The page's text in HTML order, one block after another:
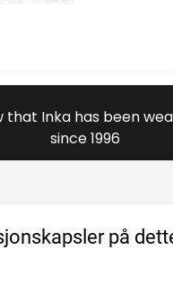
that Inka has been
since 1996
på